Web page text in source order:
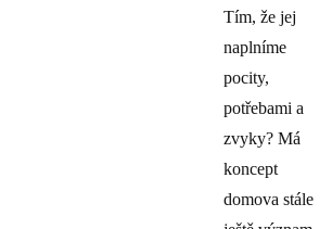
Tím, že jej
naplníme
pocity,
potřebami a
zvyky? Má
koncept
domova stále